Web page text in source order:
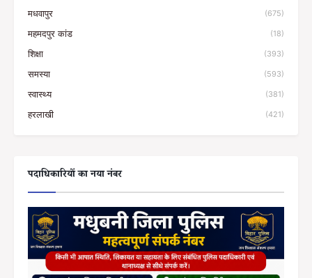
मधवापुर (675)
महमदपुर कांड (18)
शिक्षा (393)
समस्या (593)
स्वास्थ्य (381)
हरलाखी (421)
पदाधिकारियों का नया नंबर